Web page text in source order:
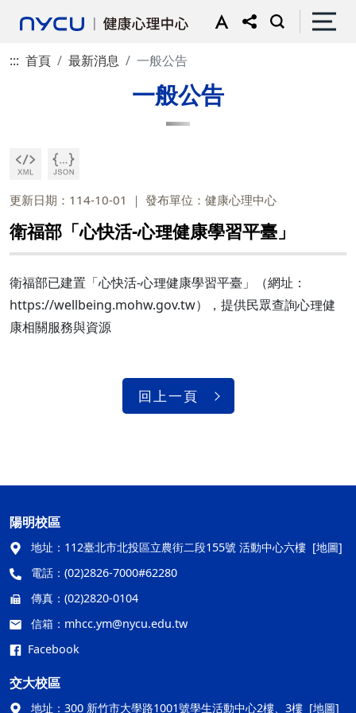
::: 首頁 最新消息 一般公告
一般公告
更新日期：114-10-01 發布單位：健康心理中心
衛福部「心快活-心理健康學習平臺」
衛福部已建置「心快活-心理健康學習平臺」（網址：
https://wellbeing.mohw.gov.tw），提供民眾查詢心理健
康相關服務與資源
回上一頁
陽明校區
地址： 112臺北市北投區立農街二段155號 活動中心六樓 [地圖]
電話： (02)2826-7000#62280
傳真： (02)2820-0104
信箱： mhcc.ym@nycu.edu.tw
Facebook
交大校區
地址： 300 新竹市大學路1001號學生活動中心2樓、3樓 [地圖]